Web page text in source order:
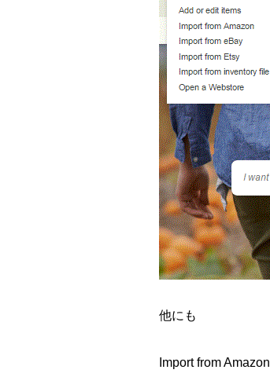
他にも
Import from Amazon